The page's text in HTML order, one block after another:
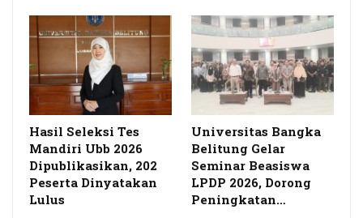
Hasil Seleksi Tes
Mandiri Ubb 2026
Dipublikasikan, 202
Peserta Dinyatakan
Lulus
Universitas Bangka
Belitung Gelar
Seminar Beasiswa
LPDP 2026, Dorong
Peningkatan…